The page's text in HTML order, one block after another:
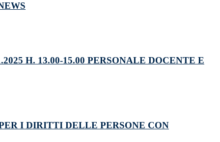
H. 13.00-15.00 PERSONALE DOCENTE E
I DIRITTI DELLE PERSONE CON